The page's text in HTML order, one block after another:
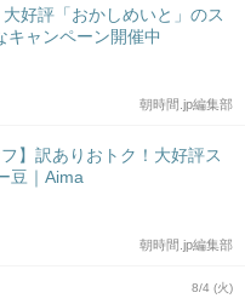
大好評「おかしめいと」のス
キャンペーン開催中
朝時間.jp編集部
】訳ありおトク！大好評ス
豆｜Aima
朝時間.jp編集部
8/4 (火)